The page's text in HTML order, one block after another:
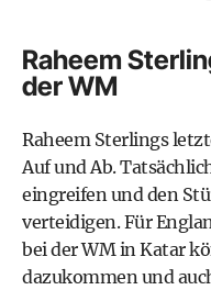
Raheem
der WM
Raheem Sterlings
Auf und Ab.
eingreifen und den
verteidigen. Für
bei der WM in Katar
dazukommen und